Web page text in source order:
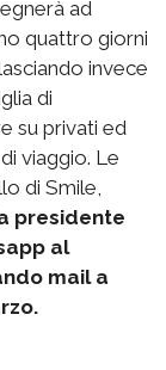
ad
quattro giorni
invece
di
su privati ed
viaggio. Le
di Smile,
presidente
al
mail a